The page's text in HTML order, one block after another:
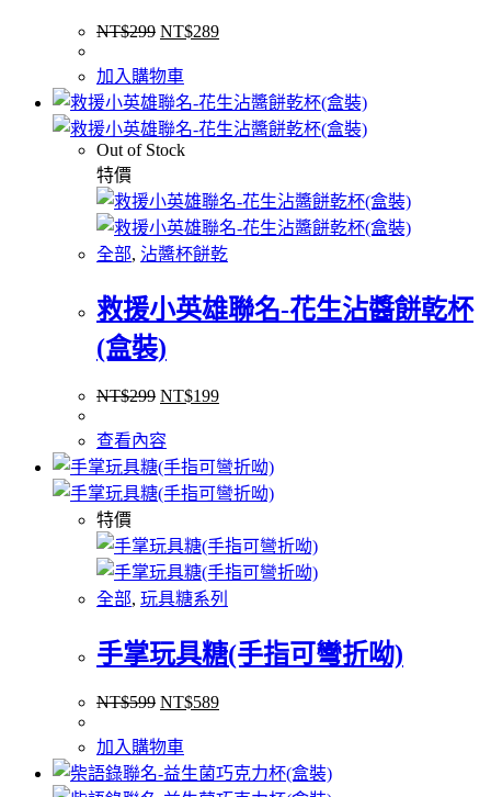
NT$299 NT$289
加入購物車
Out of Stock
特價
全部, 沾醬杯餅乾
救援小英雄聯名-花生沾醬餅乾杯
(盒裝)
NT$299 NT$199
查看內容
特價
全部, 玩具糖系列
手掌玩具糖(手指可彎折呦)
NT$599 NT$589
加入購物車